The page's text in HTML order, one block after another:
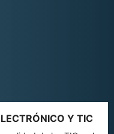
Y TIC